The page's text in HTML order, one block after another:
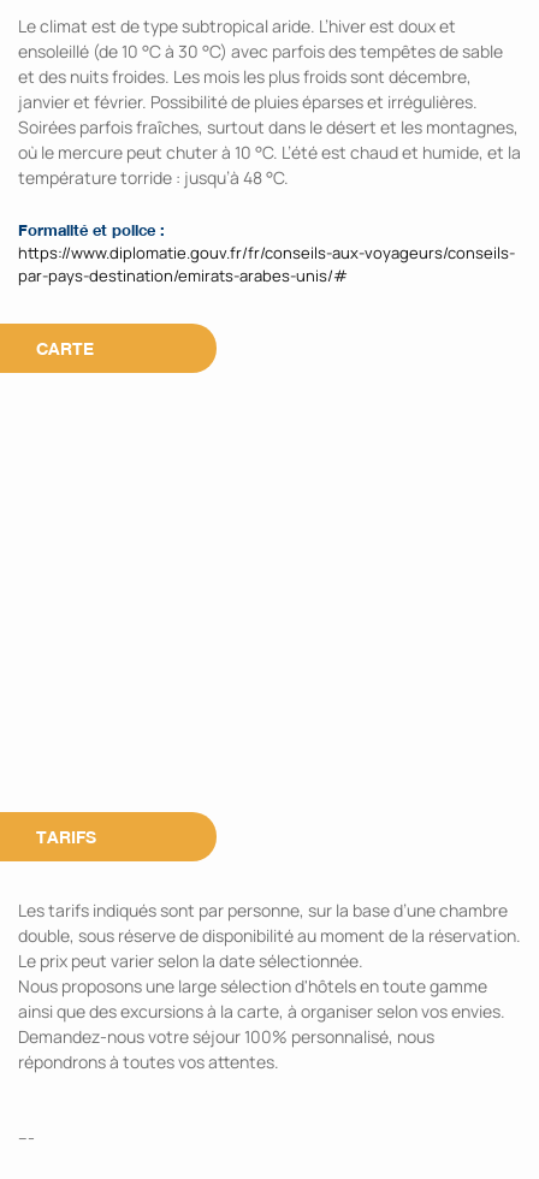
Le climat est de type subtropical aride. L’hiver est doux et
ensoleillé (de 10 °C à 30 °C) avec parfois des tempêtes de sable
et des nuits froides. Les mois les plus froids sont décembre,
janvier et février. Possibilité de pluies éparses et irrégulières.
Soirées parfois fraîches, surtout dans le désert et les montagnes,
où le mercure peut chuter à 10 °C. L’été est chaud et humide, et la
température torride : jusqu’à 48 °C.
Formalité et police :
https://www.diplomatie.gouv.fr/fr/conseils-aux-voyageurs/conseils-
par-pays-destination/emirats-arabes-unis/#
CARTE
TARIFS
Les tarifs indiqués sont par personne, sur la base d’une chambre
double, sous réserve de disponibilité au moment de la réservation.
Le prix peut varier selon la date sélectionnée.
Nous proposons une large sélection d'hôtels en toute gamme
ainsi que des excursions à la carte, à organiser selon vos envies.
Demandez-nous votre séjour 100% personnalisé, nous
répondrons à toutes vos attentes.
---